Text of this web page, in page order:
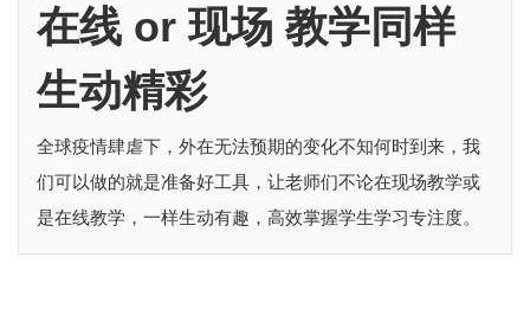
在线 or 现场 教学同样
生动精彩
全球疫情肆虐下，外在无法预期的变化不知何时到来，我
们可以做的就是准备好工具，让老师们不论在现场教学或
是在线教学，一样生动有趣，高效掌握学生学习专注度。